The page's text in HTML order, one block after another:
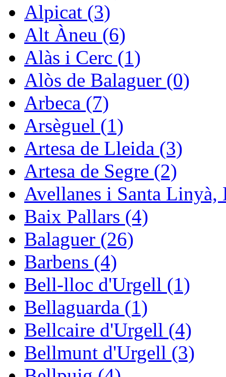
Alpicat (3)
Alt Àneu (6)
Alàs i Cerc (1)
Alòs de Balaguer (0)
Arbeca (7)
Arsèguel (1)
Artesa de Lleida (3)
Artesa de Segre (2)
Avellanes i Santa Linyà,
Baix Pallars (4)
Balaguer (26)
Barbens (4)
Bell-lloc d'Urgell (1)
Bellaguarda (1)
Bellcaire d'Urgell (4)
Bellmunt d'Urgell (3)